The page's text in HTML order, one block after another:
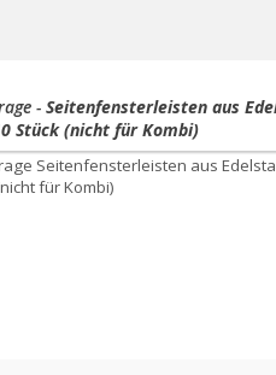
- Seitenfensterleisten aus
Stück (nicht für Kombi)